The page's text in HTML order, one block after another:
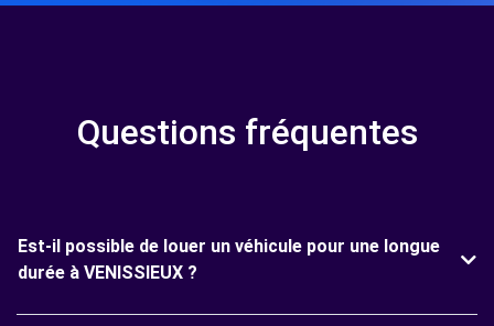
Questions fréquentes
Est-il possible de louer un véhicule pour une longue
durée à VENISSIEUX ?